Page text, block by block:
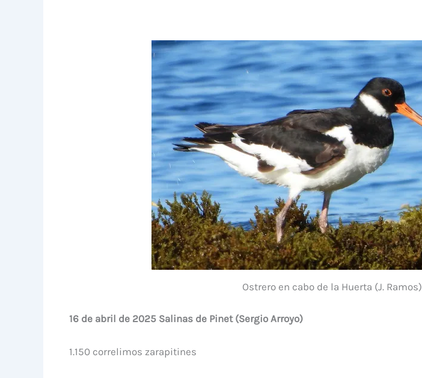
Ostrero en cabo de la Huerta (J. Ramos)
16 de abril de 2025 Salinas de Pinet (Sergio Arroyo)
1.150 correlimos zarapitines